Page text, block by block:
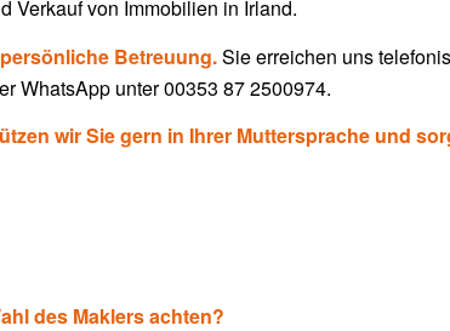
Verkauf von Immobilien in Irland.
Betreuung.Sie erreichen uns
WhatsApp unter 00353 87 2500974.
wir Sie gern in Ihrer Muttersprache und
des Maklers achten?